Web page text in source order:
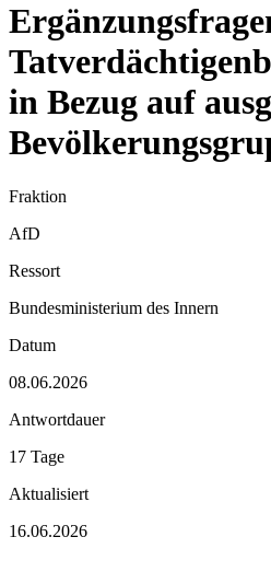
in Bezug auf
Fraktion
AfD
Ressort
Bundesministerium des Innern
Datum
08.06.2026
Antwortdauer
17 Tage
Aktualisiert
16.06.2026